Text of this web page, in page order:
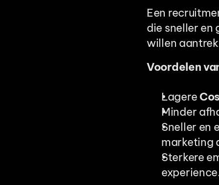
Een
die sneller
willen
Voordelen
Lagere
Minder
Sneller en
marketing
Sterkere